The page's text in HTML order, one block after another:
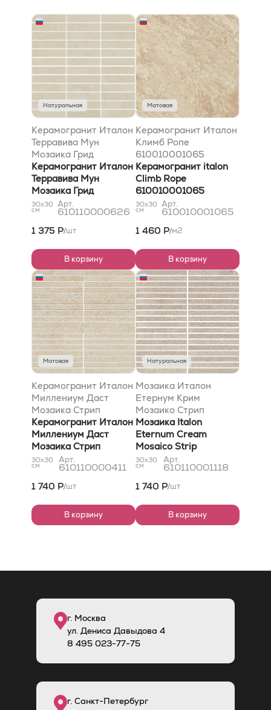
Натуральная
Керамогранит Италон
Терравива Мун
Мозаика Грид
Натуральный 30x30
Керамогранит Италон
Терравива Мун
Мозаика Грид
Натуральный 30x30
30x30
см
Арт.
610110000626
1 375 Р/шт
В корзину
Матовая
Керамогранит Италон
Климб Ропе
610010001065
300x300 Бежевый
Керамогранит italon
Climb Rope
610010001065
300x300 Бежевый
30x30
см
Арт.
610010001065
1 460 Р/м2
В корзину
Матовая
Керамогранит Италон
Миллениум Даст
Мозаика Стрип
Натуральный 30x30
Керамогранит Италон
Миллениум Даст
Мозаика Стрип
Натуральный 30x30
30x30
см
Арт.
610110000411
1 740 Р/шт
В корзину
Натуральная
Мозаика Италон
Етернум Крим
Мозаико Стрип
610110001118
Мозаика Italon
Eternum Cream
Mosaico Strip
610110001118
30x30
см
Арт.
610110001118
1 740 Р/шт
В корзину
г. Москва
ул. Дениса Давыдова 4
8 495 023-77-75
г. Санкт-Петербург